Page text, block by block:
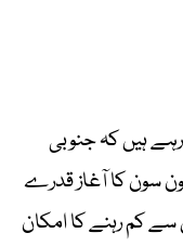
ہیں کہ جنوبی
سون کا آغاز قدرے
سے کم رہنے کا امکان